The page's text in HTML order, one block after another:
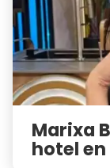
Marixa
hotel